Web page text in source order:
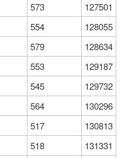
573
127501
554
128055
579
128634
553
129187
545
129732
564
130296
517
130813
518
131331